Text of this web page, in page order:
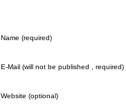
Name (required)
E-Mail (will not be published , required)
Website (optional)